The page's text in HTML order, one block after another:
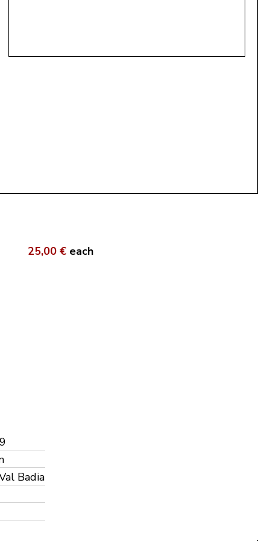
25,00 € each
Badia